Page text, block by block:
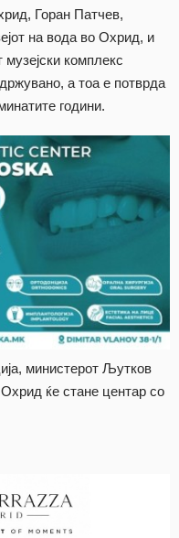
Горан Патчев,
на вода во Охрид, и
комплекс
а тоа е потврда
години.
министерот Љутков
ќе стане центар со